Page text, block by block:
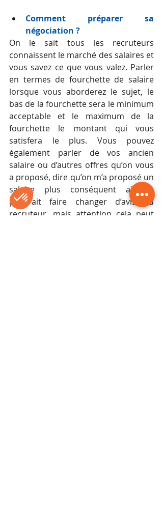
Comment préparer sa
négociation ?
On le sait tous les recruteurs
connaissent le marché des salaires et
vous savez ce que vous valez. Parler
en termes de fourchette de salaire
lorsque vous aborderez le sujet, le
bas de la fourchette sera le minimum
acceptable et le maximum de la
fourchette le montant qui vous
satisfera le plus. Vous pouvez
également parler de vos ancien
salaire ou d’autres offres qu’on vous
a proposé, dire qu’on m’a proposé un
salaire plus conséquent ailleurs
pourrait faire changer d’avis au
recruteur, mais attention cela peut